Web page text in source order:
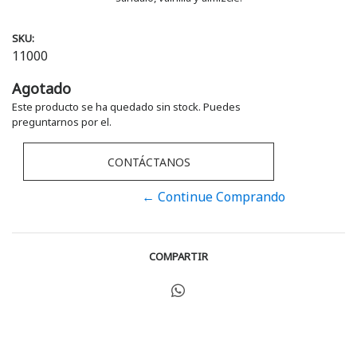
SKU:
11000
Agotado
Este producto se ha quedado sin stock. Puedes
preguntarnos por el.
CONTÁCTANOS
← Continue Comprando
COMPARTIR